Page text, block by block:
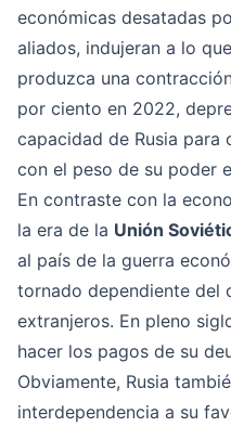
económicas desatadas
aliados, indujeran a lo
produzca una
por ciento en 2022,
capacidad de Rusia para
con el peso de su poder
En contraste con la
la era de la Unión
al país de la guerra
tornado dependiente del
extranjeros. En pleno
hacer los pagos de su
Obviamente, Rusia
interdependencia a su